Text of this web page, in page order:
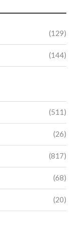
(129)
(144)
(511)
(26)
(817)
(68)
(20)